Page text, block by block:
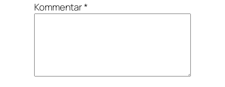
Kommentar*